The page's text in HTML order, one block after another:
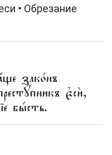
• Обрезание
зако́нъ
є҆сѝ,
бы́сть.